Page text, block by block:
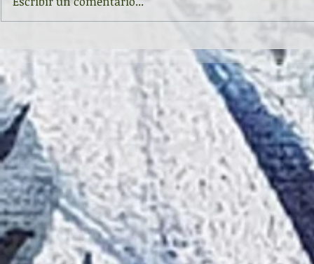
(Oviedo, Asturias)
Día de la